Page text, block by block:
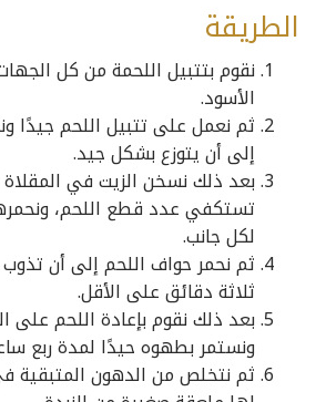
الطريقة
نقوم بتتبيل اللحمة من كل
الأسود.
ثم نعمل على تتبيل اللحم جيدًا
إلى أن يتوزع بشكل جيد.
بعد ذلك نسخن الزيت في المقلاة
تستكفي عدد قطع اللحم،
لكل جانب.
ثم نحمر حواف اللحم إلى أن
ثلاثة دقائق على الأقل.
بعد ذلك نقوم بإعادة اللحم على
ونستمر بطهوه حيدًا لمدة ربع
ثم نتخلص من الدهون المتبقية